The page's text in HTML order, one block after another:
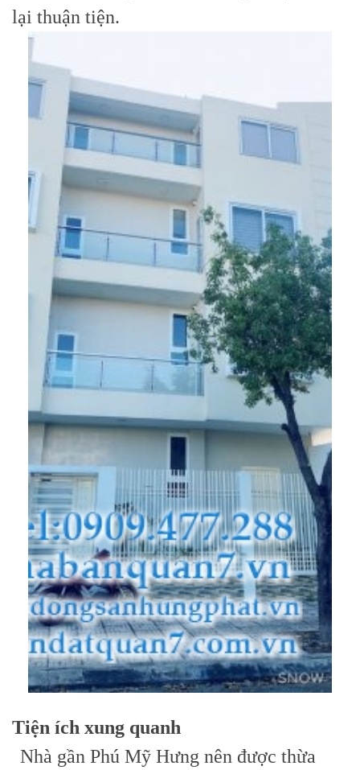
lại thuận tiện.
Tiện ích xung quanh
Nhà gần Phú Mỹ Hưng nên được thừa